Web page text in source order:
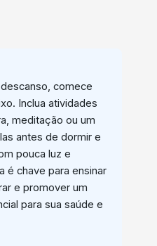
comece
Inclua atividades
meditação ou um
antes de dormir e
pouca luz e
é chave para ensinar
e promover um
para sua saúde e